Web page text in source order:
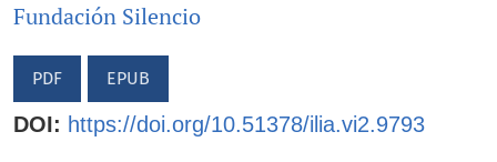
Fundación Silencio
PDF EPUB
DOI: https://doi.org/10.51378/ilia.vi2.9793